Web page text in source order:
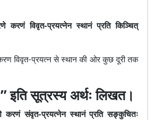
करणं विवृत-प्रयत्नेन स्थानं प्रति किञ्चित्
विवृत-प्रयत्न से स्थान की ओर कुछ दूरी तक
इति सूत्रस्य अर्थः लिखत।
करणं संवृत-प्रयत्नेन स्थानं प्रति सङ्कुचितः